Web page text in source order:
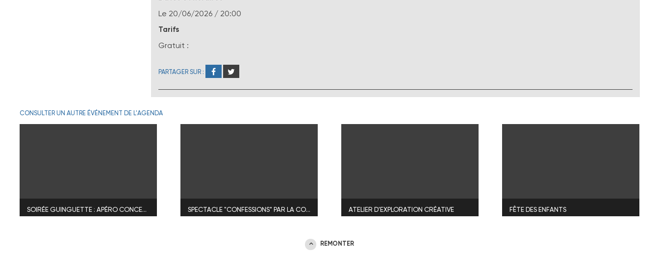
Le 20/06/2026/ 20:00
Tarifs
Gratuit :
PARTAGER SUR :
CONSULTER UN AUTRE ÉVÉNEMENT DE L'AGENDA
SOIRÉE GUINGUETTE : APÉRO CONCERT SPECTACLE "CONFESSIONS" PAR LA COMPAGNIE BOISTONTHÉ ATELIER D'EXPLORATION CRÉATIVE FÊTE DES ENFANTS
REMONTER